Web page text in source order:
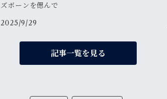
ズボーンを偲んで
2025/9/29
記事一覧を見る